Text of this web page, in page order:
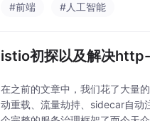
#前端 #人工智能
istio初探以及解决
在之前的文章中，我们花了大量
动重载、流量劫持、sidecar自动